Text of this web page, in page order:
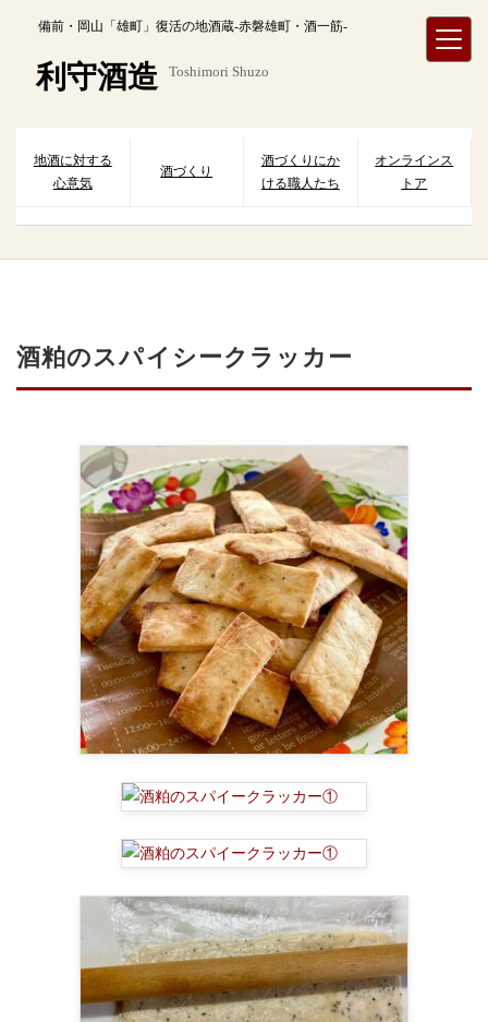
備前・岡山「雄町」復活の地酒蔵-赤磐雄町・酒一筋-
利守酒造 Toshimori Shuzo
地酒に対する
心意気
酒づくり
酒づくりにか
ける職人たち
オンラインス
トア
酒粕のスパイシークラッカー